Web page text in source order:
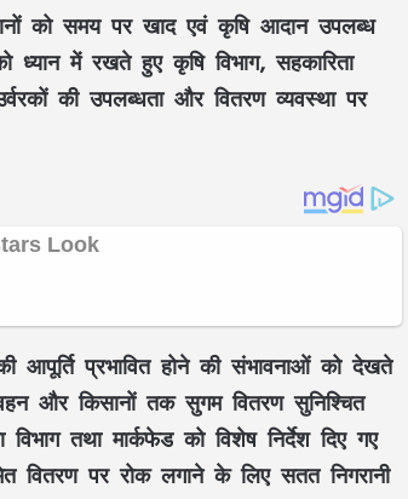
को समय पर खाद एवं कृषि आदान उपलब्ध
में रखते हुए कृषि विभाग, सहकारिता
की उपलब्धता और वितरण व्यवस्था पर
आपूर्ति प्रभावित होने की संभावनाओं को देखते
और किसानों तक सुगम वितरण सुनिश्चित
तथा मार्कफेड को विशेष निर्देश दिए गए
वितरण पर रोक लगाने के लिए सतत निगरानी